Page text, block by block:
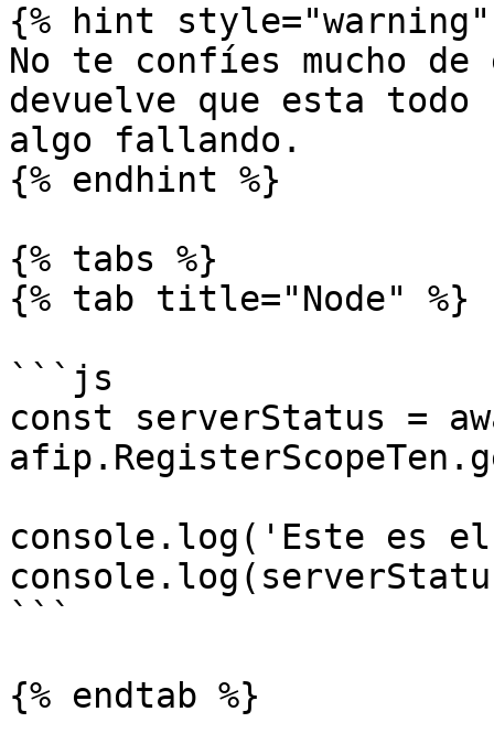
{% hint style="warning"
No te confíes mucho de
devuelve que esta
algo fallando.
{% endhint %}
{% tabs %}
{% tab title="Node" %}
```js
const serverStatus =
console.log('Este es
```
{% endtab %}